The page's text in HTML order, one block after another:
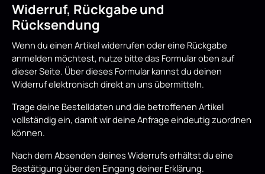
Widerruf, Rückgabe und
Rücksendung
Wenn du einen Artikel widerrufen oder eine Rückgabe
anmelden möchtest, nutze bitte das Formular oben auf
dieser Seite. Über dieses Formular kannst du deinen
Widerruf elektronisch direkt an uns übermitteln.
Trage deine Bestelldaten und die betroffenen Artikel
vollständig ein, damit wir deine Anfrage eindeutig zuordnen
können.
Nach dem Absenden deines Widerrufs erhältst du eine
Bestätigung über den Eingang deiner Erklärung.